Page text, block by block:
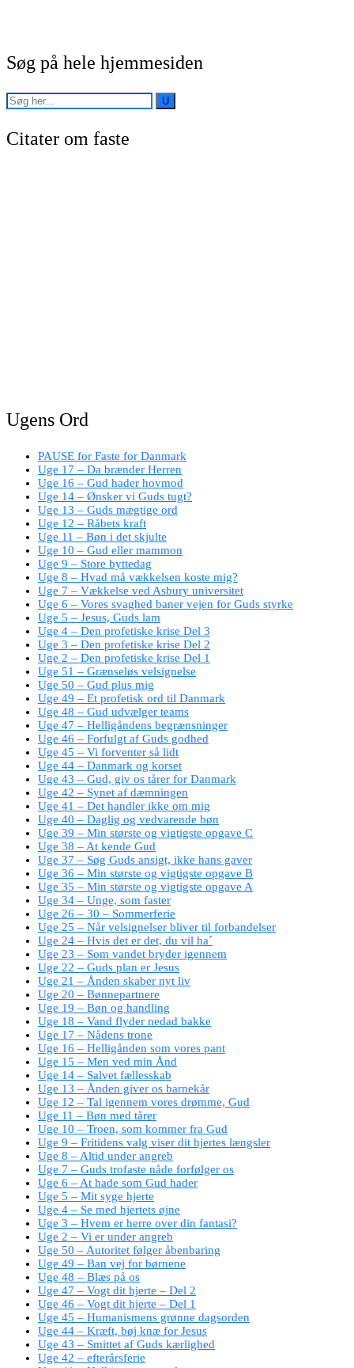
Søg på hele hjemmesiden
Citater om faste
Ugens Ord
PAUSE for Faste for Danmark
Uge 17 – Da brænder Herren
Uge 16 – Gud hader hovmod
Uge 14 – Ønsker vi Guds tugt?
Uge 13 – Guds mægtige ord
Uge 12 – Råbets kraft
Uge 11 – Bøn i det skjulte
Uge 10 – Gud eller mammon
Uge 9 – Store byttedag
Uge 8 – Hvad må vækkelsen koste mig?
Uge 7 – Vækkelse ved Asbury universitet
Uge 6 – Vores svaghed baner vejen for Guds styrke
Uge 5 – Jesus, Guds lam
Uge 4 – Den profetiske krise Del 3
Uge 3 – Den profetiske krise Del 2
Uge 2 – Den profetiske krise Del 1
Uge 51 – Grænseløs velsignelse
Uge 50 – Gud plus mig
Uge 49 – Et profetisk ord til Danmark
Uge 48 – Gud udvælger teams
Uge 47 – Helligåndens begrænsninger
Uge 46 – Forfulgt af Guds godhed
Uge 45 – Vi forventer så lidt
Uge 44 – Danmark og korset
Uge 43 – Gud, giv os tårer for Danmark
Uge 42 – Synet af dæmningen
Uge 41 – Det handler ikke om mig
Uge 40 – Daglig og vedvarende bøn
Uge 39 – Min største og vigtigste opgave C
Uge 38 – At kende Gud
Uge 37 – Søg Guds ansigt, ikke hans gaver
Uge 36 – Min største og vigtigste opgave B
Uge 35 – Min største og vigtigste opgave A
Uge 34 – Unge, som faster
Uge 26 – 30 – Sommerferie
Uge 25 – Når velsignelser bliver til forbandelser
Uge 24 – Hvis det er det, du vil ha´
Uge 23 – Som vandet bryder igennem
Uge 22 – Guds plan er Jesus
Uge 21 – Ånden skaber nyt liv
Uge 20 – Bønnepartnere
Uge 19 – Bøn og handling
Uge 18 – Vand flyder nedad bakke
Uge 17 – Nådens trone
Uge 16 – Helligånden som vores pant
Uge 15 – Men ved min Ånd
Uge 14 – Salvet fællesskab
Uge 13 – Ånden giver os barnekår
Uge 12 – Tal igennem vores drømme, Gud
Uge 11 – Bøn med tårer
Uge 10 – Troen, som kommer fra Gud
Uge 9 – Fritidens valg viser dit hjertes længsler
Uge 8 – Altid under angreb
Uge 7 – Guds trofaste nåde forfølger os
Uge 6 – At hade som Gud hader
Uge 5 – Mit syge hjerte
Uge 4 – Se med hjertets øjne
Uge 3 – Hvem er herre over din fantasi?
Uge 2 – Vi er under angreb
Uge 50 – Autoritet følger åbenbaring
Uge 49 – Ban vej for børnene
Uge 48 – Blæs på os
Uge 47 – Vogt dit hjerte – Del 2
Uge 46 – Vogt dit hjerte – Del 1
Uge 45 – Humanismens grønne dagsorden
Uge 44 – Kræft, bøj knæ for Jesus
Uge 43 – Smittet af Guds kærlighed
Uge 42 – efterårsferie